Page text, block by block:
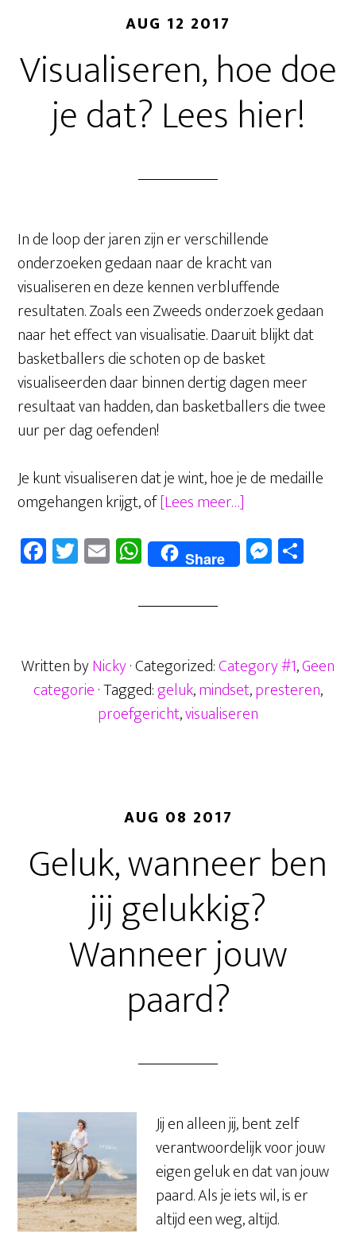
AUG 12 2017
Visualiseren, hoe doe
je dat? Lees hier!
In de loop der jaren zijn er verschillende
onderzoeken gedaan naar de kracht van
visualiseren en deze kennen verbluffende
resultaten. Zoals een Zweeds onderzoek gedaan
naar het effect van visualisatie. Daaruit blijkt dat
basketballers die schoten op de basket
visualiseerden daar binnen dertig dagen meer
resultaat van hadden, dan basketballers die twee
uur per dag oefenden!
Je kunt visualiseren dat je wint, hoe je de medaille
omgehangen krijgt, of[Lees meer…]
doe
Fa
ce
k
T
wi
E
m
W
ha
ts
p
p
Share M
es
ge
r
Written byNicky· Categorized:Category #1,Geen
categorie· Tagged:geluk,mindset,presteren,
proefgericht,visualiseren
AUG 08 2017
Geluk, wanneer ben
jij gelukkig?
Wanneer jouw
paard?
Jij en alleen jij, bent zelf
verantwoordelijk voor jouw
eigen geluk en dat van jouw
paard. Als je iets wil, is er
altijd een weg, altijd.